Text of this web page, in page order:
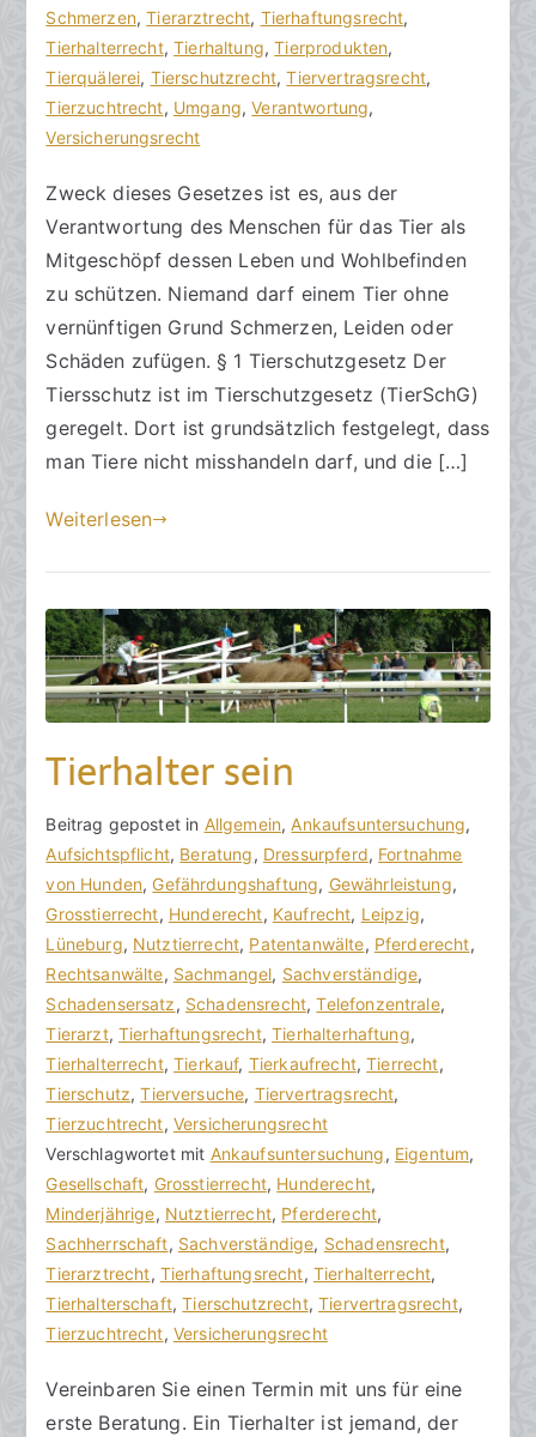
h
t
s
a
n
ä
l
t
e
f
f
e
n
t
i
c
h
t
.
S
e
t
b
e
r
2
2
Schmerzen,Tierarztrecht, Tierhaftungsrecht,
Tierhalterrecht,Tierhaltung,Tierprodukten,
Tierquälerei, Tierschutzrecht,Tiervertragsrecht,
Tierzuchtrecht, Umgang,Verantwortung,
Versicherungsrecht
t
a
r
e
zu
des
Tierschutzrechts
Zweck dieses Gesetzes ist es, aus der
Verantwortung des Menschen für das Tier als
Mitgeschöpf dessen Leben und Wohlbefinden
zu schützen. Niemand darf einem Tier ohne
vernünftigen Grund Schmerzen, Leiden oder
Schäden zufügen. § 1 Tierschutzgesetz Der
Tiersschutz ist im Tierschutzgesetz (TierSchG)
geregelt. Dort ist grundsätzlich festgelegt, dass
man Tiere nicht misshandeln darf, und die […]
Weiterlesen
Tierhalter sein
V
o
n
h
o
r
a
k
R
e
c
h
t
s
a
n
w
ä
t
e
B
e
i
t
r
a
g
v
e
r
ö
f
f
e
n
t
l
i
h
t
Beitrag gepostet in Allgemein, Ankaufsuntersuchung,
Aufsichtspflicht, Beratung, Dressurpferd, Fortnahme
von Hunden, Gefährdungshaftung, Gewährleistung,
Grosstierrecht, Hunderecht, Kaufrecht, Leipzig,
Lüneburg, Nutztierrecht, Patentanwälte, Pferderecht,
Rechtsanwälte, Sachmangel, Sachverständige,
Schadensersatz, Schadensrecht,Telefonzentrale,
Tierarzt,Tierhaftungsrecht,Tierhalterhaftung,
Tierhalterrecht,Tierkauf, Tierkaufrecht,Tierrecht,
Tierschutz,Tierversuche, Tiervertragsrecht,
Tierzuchtrecht, Versicherungsrecht
Verschlagwortet mit Ankaufsuntersuchung, Eigentum,
Gesellschaft, Grosstierrecht, Hunderecht,
Minderjährige, Nutztierrecht, Pferderecht,
Sachherrschaft, Sachverständige, Schadensrecht,
Tierarztrecht, Tierhaftungsrecht, Tierhalterrecht,
Tierhalterschaft,Tierschutzrecht,Tiervertragsrecht,
Tierzuchtrecht, Versicherungsrecht
K
e
i
n
e
K
o
m
m
e
n
t
a
r
e
zu
Tierhalter
sein
Vereinbaren Sie einen Termin mit uns für eine
erste Beratung. Ein Tierhalter ist jemand, der